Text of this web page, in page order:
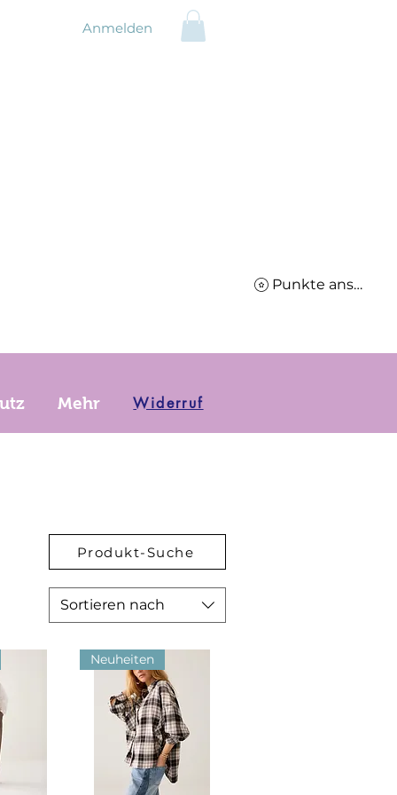
Anmelden
Punkte ansehen
Mehr Widerruf
Sortieren nach
Neuheiten
Produkt-Suche